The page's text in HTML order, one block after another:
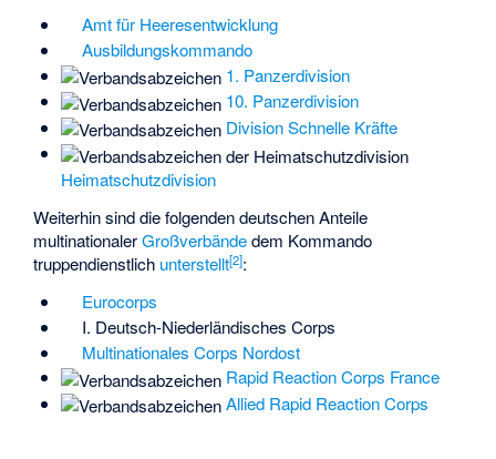
Amt für Heeresentwicklung
Ausbildungskommando
1. Panzerdivision
10. Panzerdivision
Division Schnelle Kräfte
Heimatschutzdivision
Weiterhin sind die folgenden deutschen Anteile
multinationalerGroßverbändedem Kommando
truppendienstlich unterstellt[2]:
Eurocorps
I. Deutsch-Niederländisches Corps
Multinationales Corps Nordost
Rapid Reaction Corps France
Allied Rapid Reaction Corps